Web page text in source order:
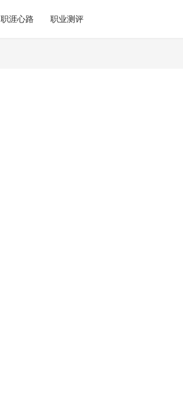
职涯心路 职业测评